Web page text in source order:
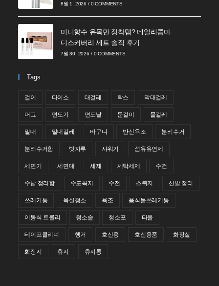
8월 1, 2026 / 0 COMMENTS
미니향수 유목민 정착템? 데일리콤마
디스커버리 세트 솔직 후기
7월 30, 2026 / 0 COMMENTS
Tags
걸이 다이소 대걸레 락스 막대걸레
머그 면도기 면도날 문걸이 물걸레
밀대 밀대걸레 바구니 반신욕조 분리수거
분리수거함 빗자루 샤워기 섬유유연제
세면기 세면대 세제 세탁세제 수건
수납 정리함 수도꼭지 수전 스퀴지 신발 정리
쓰레기통 욕실청소 욕조 음식물쓰레기통
이동식 트롤리 청소솔 청소포 타올
테이프클리너 행거 호신용 호신용품 화장실
화장지 휴지 휴지통